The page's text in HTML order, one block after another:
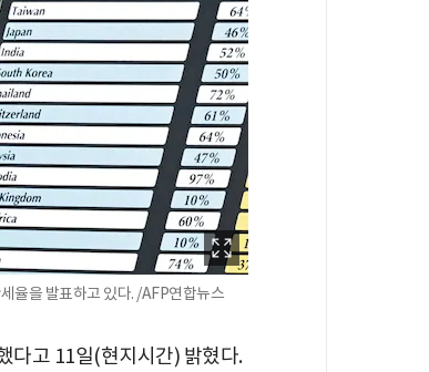
율을 발표하고 있다. /AFP연합뉴스
다고 11일(현지시간) 밝혔다.